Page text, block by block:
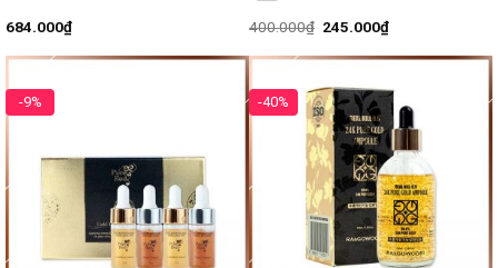
684.000₫ 400.000₫ 245.000₫
-9% -40%